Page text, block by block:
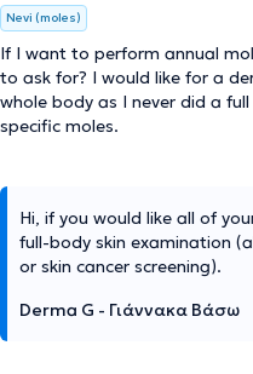
Nevi (moles)
If I want to perform annual
to ask for? I would like for a
whole body as I never did a
specific moles.
Hi, if you would like all of
full-body skin examination
or skin cancer screening).
Derma G - Γιάννακα Βάσω